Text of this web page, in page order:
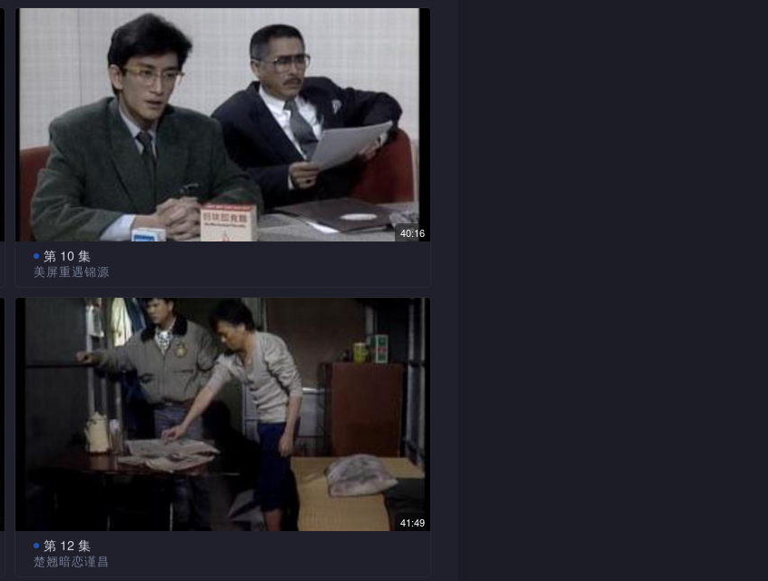
永然大寿当天，高朋满座，楚翘勉为其难赴会。刚巧会中遇上
钟赞，仇人见面，向她冷嘲热讽一番，令场面尴尬不堪。
楚翘对其父爱恨交织之际，心感矛盾空虚时，机缘巧合下遇上
谨昌，向他陈述往事苦况。后得谨昌劝告，一切顺其自然，楚翘始
觉如释负重。
谨昌接获电视台外景队噪音骚扰投诉，遂出面阻止，发现楚翘
原为该队高级编导，令他大感惊奇。其后，谨昌为成全月明心愿，
托楚翘代为安排进入电视台参观，令月明雀跃不已。
当谨昌、月明正兴高采烈参观电视台之际，楚翘突接获两名临
时演员临时甩底消息，灵机一触，要求二人填补空缺扮演情侣，二
人情之所至，居然投入至旁若无人。
时悲从中来向谨昌交下遗言，并道出当天在法庭中，始发现谨昌生
母原为伟舜之母美屏，劝他重认亲母，令谨昌进退两难。
40:16
第 10 集
美屏重遇锦源
谨昌目睹学宁神色有异，惟恐他会被伟舜所骗，向她苦苦追
问，令学宁难于启齿。另一方面，伟舜自将学宁得到手后，对她态
度大变，令她忐忑不安。
伟舜无意中发现总经理赵忠良串同罗厂长，暗以猪油制面从中
取利，遂再假意与学宁重修旧好，利用她偷取有关贪污文件，在董
事会中揭发其罪状。
永然闻讯大为震怒，严斥忠良不成器。另一方面，他感到钟赞
一直存心吞其股份，姑且将永赞其余股权让予钟赞，以防他日败于
一日，美屏返家途中，遇上一醉酒佬以身撞行驶中的汽车，诈
骗求财。看真后始知为其失散多年的丈夫李锦源，一时不知所措。
41:49
第 12 集
楚翘暗恋谨昌